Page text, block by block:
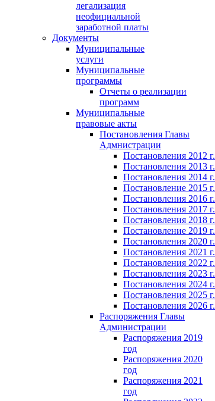
легализация
неофициальной
заработной платы
Документы
Муниципальные
услуги
Муниципальные
программы
Отчеты о реализации
программ
Муниципальные
правовые акты
Постановления Главы
Адмнистрации
Постановления 2012 г.
Постановления 2013 г.
Постановления 2014 г.
Постановление 2015 г.
Постановления 2016 г.
Постановления 2017 г.
Постановления 2018 г.
Постановление 2019 г.
Постановления 2020 г.
Постановления 2021 г.
Постановления 2022 г.
Постановления 2023 г.
Постановления 2024 г.
Постановления 2025 г.
Постановления 2026 г.
Распоряжения Главы
Администрации
Распоряжения 2019
год
Распоряжения 2020
год
Распоряжения 2021
год